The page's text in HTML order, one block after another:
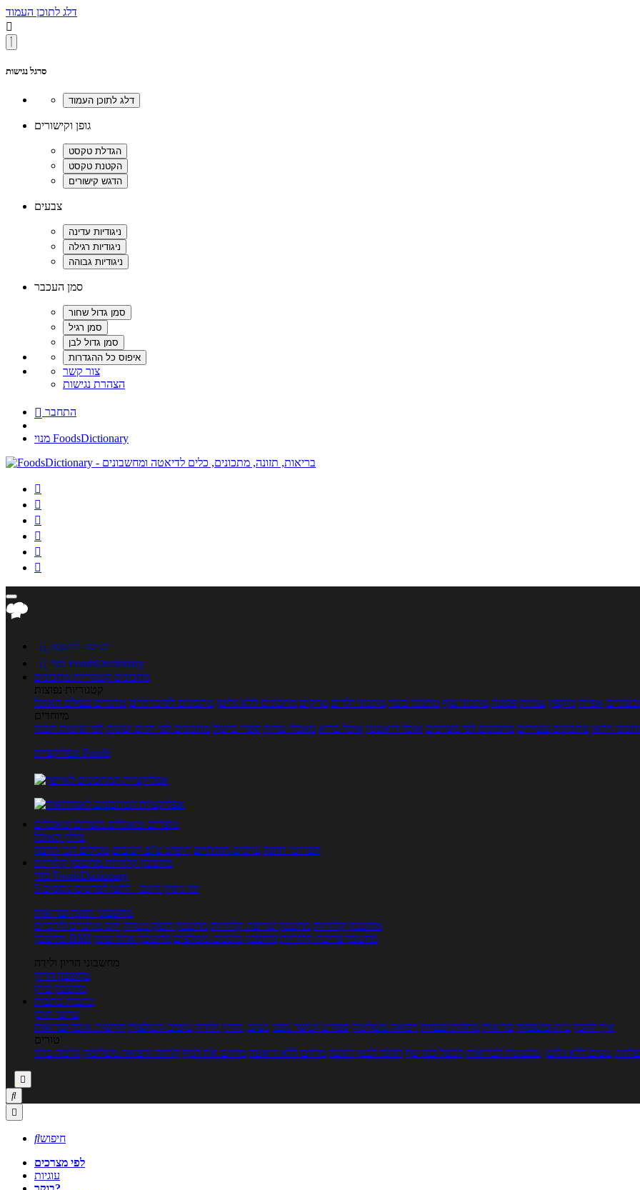
דלג לתוכן העמוד

סרגל נגישות
גופן וקישורים
צבעים
סמן העכבר
צור קשר
הצהרת נגישות
 התחבר
מנוי FoodsDictionary






 כניסה לחשבון

מנוי FoodsDictionary
מתכונים קטגוריות מתכונים
קטגוריות נפוצות
אפייה מוקפץ עוגיות פסטה מתכוני עוף מתכוני בשר מתכוני ילדים מרקים מתכונים ללא גלוטן מתכונים לסוכרתיים טרנדים בעולם האוכל
מיוחדים
וידאו מתכונים עשירים מתכונים לפי מצרכים אוכל דיאטטי אוכל בריא מאכלי עדות ספרי בישול מתכונים לפי חגים ועונות לפי שיטות הכנה
אפליקציית Foods
מוצרים ומאכלים מוצרים ומאכלים
מילון האוכל
תפריטי תזונה ערכים תזונתיים חיפוש ע"פ רכיבים מכילים הכי הרבה
מחשבון קלוריות מחשבון קלוריות
מנוי FoodsDictionary
5 ימי ניסיון חינם - לחצו לפרטים נוספים
מחשבוני תזונה ובריאות
מחשבון קלוריות מחשבון שריפת קלוריות מחשבון דופק מטרה יחס מותניים לירכיים
מחשבון BMI
מחשבון צריכת קלוריות מחשבון מינונים מומלצים מחשבון אחוז שומן
מחשבוני הריון ולידה
מחשבון הריון
מחשבון ביוץ
כתבות כתבות
ערוצי תוכן
איך להכין בית ומשפחה בריאות מחלות ובעיות רפואה משלימה ספורט וכושר גופני נשים, הריון ולידה טיפים והמלצות חדשות אוכל ובריאות
טורים
טעים ללא גלוטן טבעונות לבריאות לבשל כמו שף תזונה לבטן רגועה מרזים ללא דיאטה מזיזים את הגוף הרזיה ורפואה משלימה גורמה ביתי



חיפוש
לפי מצרכים
עוגיות